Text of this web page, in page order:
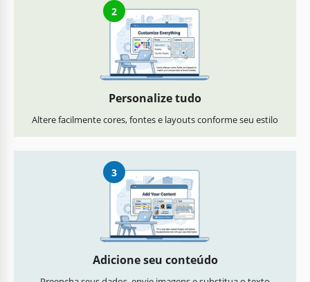
2
Personalize tudo
Altere facilmente cores, fontes e layouts conforme seu estilo
3
Adicione seu conteúdo